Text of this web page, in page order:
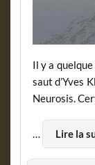
Il y a
saut d’Yves
Neurosis.
… Lire la